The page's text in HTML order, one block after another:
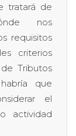
tratará de
nos
requisitos
criterios
Tributos
que
el
actividad